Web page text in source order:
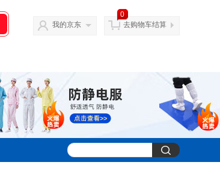
我的京东
0
去购物车结算